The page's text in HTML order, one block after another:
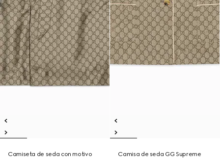
Camiseta de seda con motivo
Camisa de seda GG Supreme